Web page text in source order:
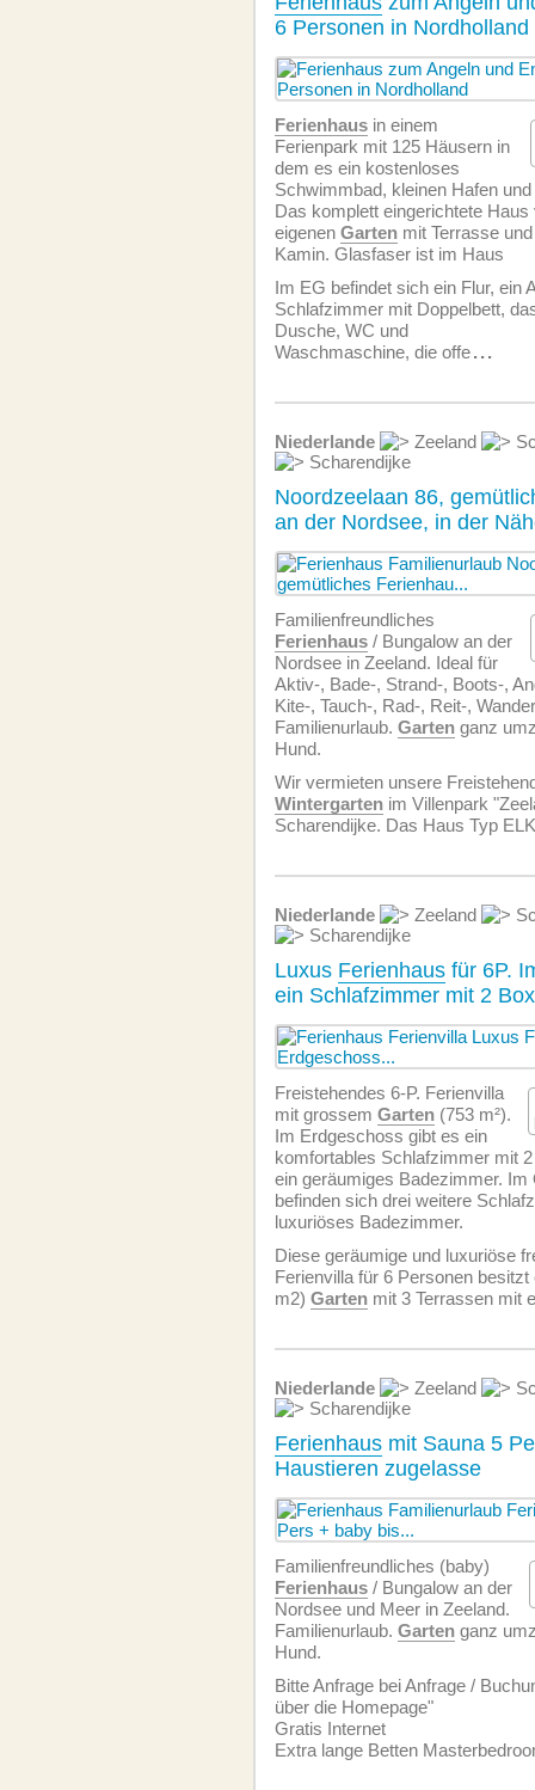
6 Personen in Nordholland
Ferienhaus in einem
Ferienpark mit 125 Häusern in
dem es ein kostenloses
Schwimmbad, kleinen Hafen
Das komplett eingerichtete Haus
eigenen Garten mit Terrasse
Kamin. Glasfaser ist im Haus
Im EG befindet sich ein Flur, ein
Schlafzimmer mit Doppelbett,
Dusche, WC und
Waschmaschine, die offe...
Niederlande Zeeland
Scharendijke
Noordzeelaan 86,
an der Nordsee, in der
Familien­freundliches
Ferienhaus / Bungalow an der
Nordsee in Zeeland. Ideal für
Aktiv-, Bade-, Strand-, Boots-,
Kite-, Tauch-, Rad-, Reit-,
Familienurlaub. Garten ganz
Hund.
Wir vermieten unsere
Wintergarten im Villenpark
Scharendijke. Das Haus Typ
Niederlande Zeeland
Scharendijke
Luxus Ferienhaus für 6P.
ein Schlafzimmer mit 2
Freistehendes 6-P. Ferienvilla
mit grossem Garten (753 m²).
Im Erdgeschoss gibt es ein
komfortables Schlafzimmer mit
ein geräumiges Badezimmer.
befinden sich drei weitere
luxuriöses Badezimmer.
Diese geräumige und luxuriöse
Ferienvilla für 6 Personen
m2) Garten mit 3 Terrassen mit
Niederlande Zeeland
Scharendijke
Ferienhaus mit Sauna 5
Haustieren zugelasse
Familien­freundliches (baby)
Ferienhaus / Bungalow an der
Nordsee und Meer in Zeeland.
Familienurlaub. Garten ganz
Hund.
Bitte Anfrage bei Anfrage /
über die Homepage"
Gratis Internet
Extra lange Betten